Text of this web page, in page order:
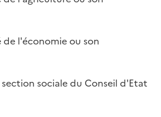
de l'économie ou son
sociale du Conseil d'Etat